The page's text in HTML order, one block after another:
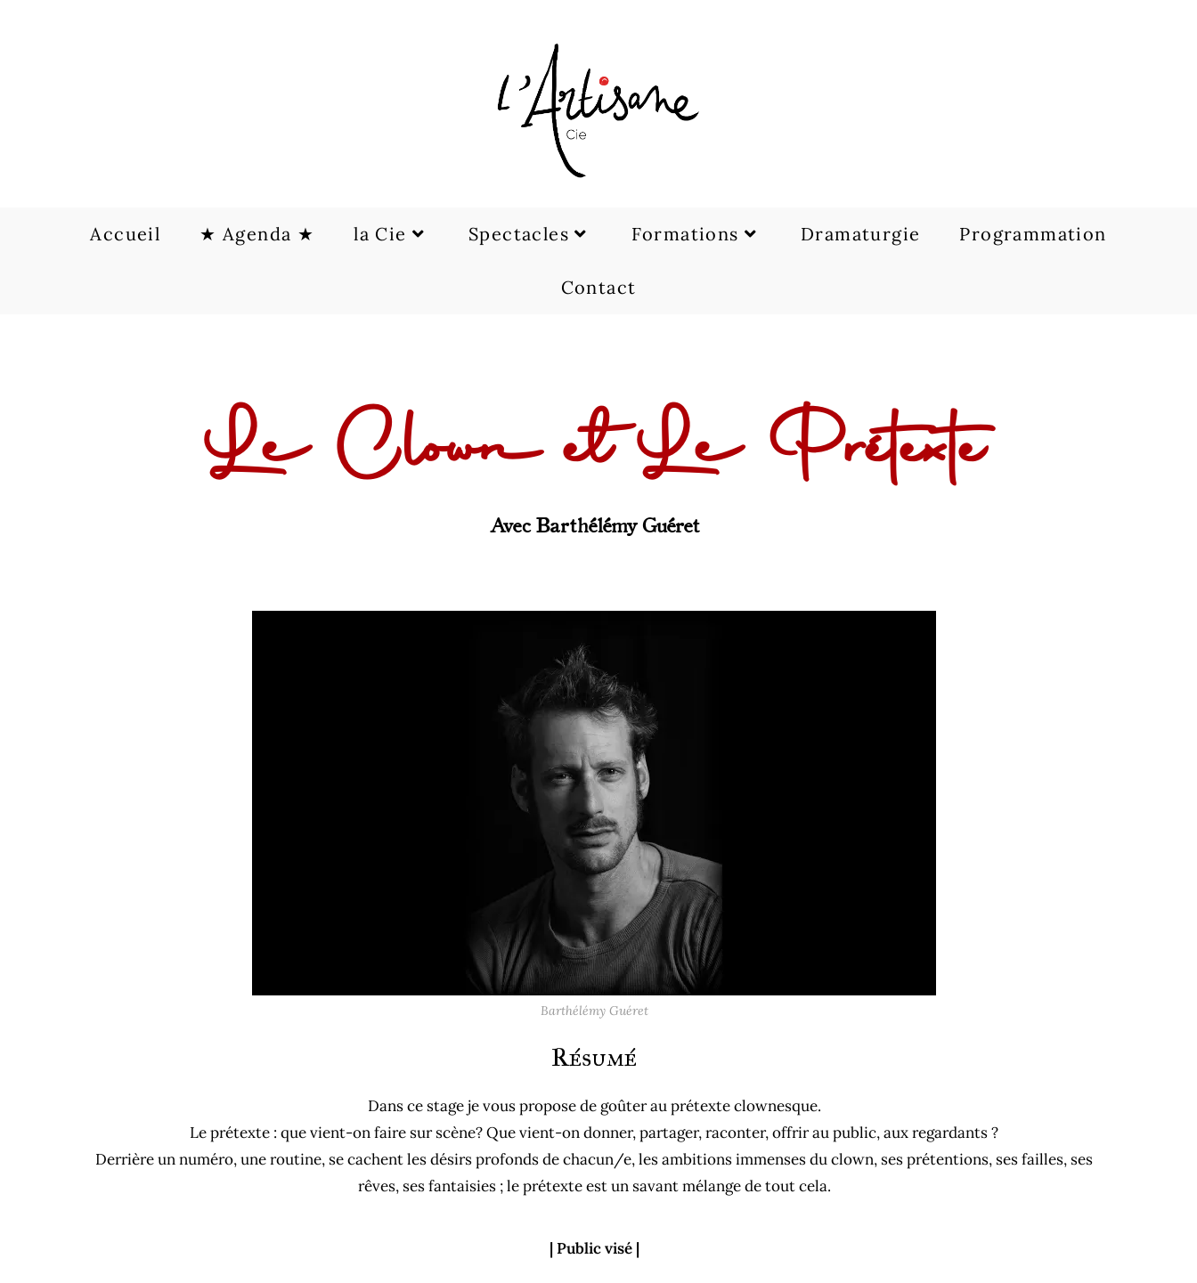
Accueil ★ Agenda ★ la Cie Spectacles Formations Dramaturgie Programmation
Contact
Le Clown et Le Prétexte
Avec Barthélémy Guéret
Barthélémy Guéret
Résumé
Dans ce stage je vous propose de goûter au prétexte clownesque.
Le prétexte : que vient-on faire sur scène? Que vient-on donner, partager, raconter, offrir au public, aux regardants ?
Derrière un numéro, une routine, se cachent les désirs profonds de chacun/e, les ambitions immenses du clown, ses prétentions, ses failles, ses
rêves, ses fantaisies ; le prétexte est un savant mélange de tout cela.
| Public visé |